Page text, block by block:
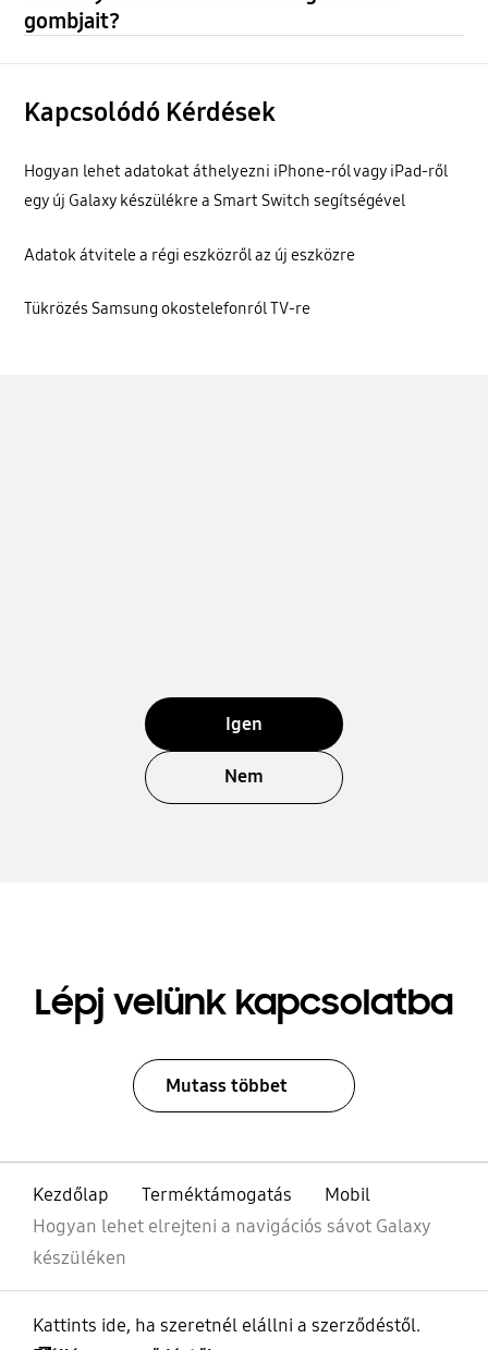
gombjait?
Kapcsolódó Kérdések
Hogyan lehet adatokat áthelyezni iPhone-ról vagy iPad-ről
egy új Galaxy készülékre a Smart Switch segítségével
Adatok átvitele a régi eszközről az új eszközre
Tükrözés Samsung okostelefonról TV-re
Igen
Nem
Lépj velünk kapcsolatba
Mutass többet
Kezdőlap Terméktámogatás
Mobil
Hogyan lehet elrejteni a navigációs sávot Galaxy
készüléken
Kattints ide, ha szeretnél elállni a szerződéstől.